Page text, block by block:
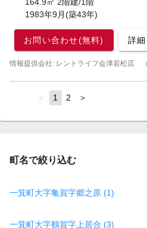
1983年9月(築43年)
お問い合わせ(無料) 詳
情報提供会社: レントライフ会津若松店 （
page
You're
page
1 page
2 page
町名で絞り込む
一箕町大字亀賀字郷之原 (1)
一箕町大字鶴賀字上居合 (3)